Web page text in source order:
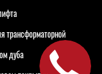
трансформаторной
дуба